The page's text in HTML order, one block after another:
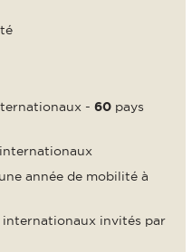
- 60 pays
année de mobilité à
internationaux invités par